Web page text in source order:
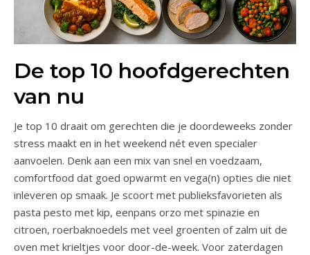
De top 10 hoofdgerechten
van nu
Je top 10 draait om gerechten die je doordeweeks zonder
stress maakt en in het weekend nét even specialer
aanvoelen. Denk aan een mix van snel en voedzaam,
comfortfood dat goed opwarmt en vega(n) opties die niet
inleveren op smaak. Je scoort met publieksfavorieten als
pasta pesto met kip, eenpans orzo met spinazie en
citroen, roerbaknoedels met veel groenten of zalm uit de
oven met krieltjes voor door-de-week. Voor zaterdagen